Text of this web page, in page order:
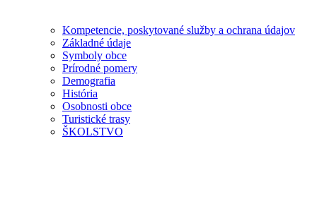
Kompetencie, poskytované služby a ochrana údajov
Základné údaje
Symboly obce
Prírodné pomery
Demografia
História
Osobnosti obce
Turistické trasy
ŠKOLSTVO